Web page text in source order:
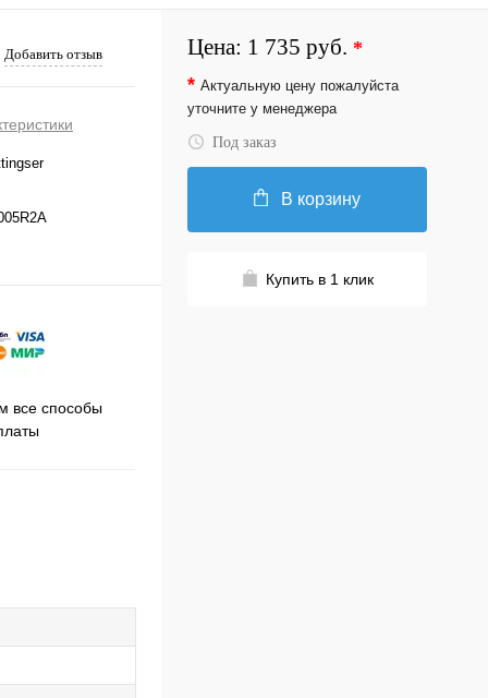
Добавить отзыв
все способы
Цена: 1 735 руб. *
* Актуальную цену пожалуйста
уточните у менеджера
Под заказ
В корзину
Купить в 1 клик